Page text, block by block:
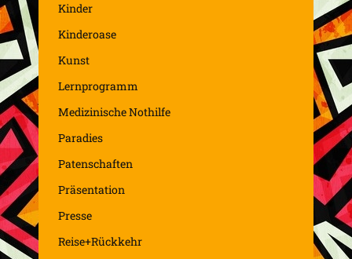
Kinder
Kinderoase
Kunst
Lernprogramm
Medizinische Nothilfe
Paradies
Patenschaften
Präsentation
Presse
Reise+Rückkehr